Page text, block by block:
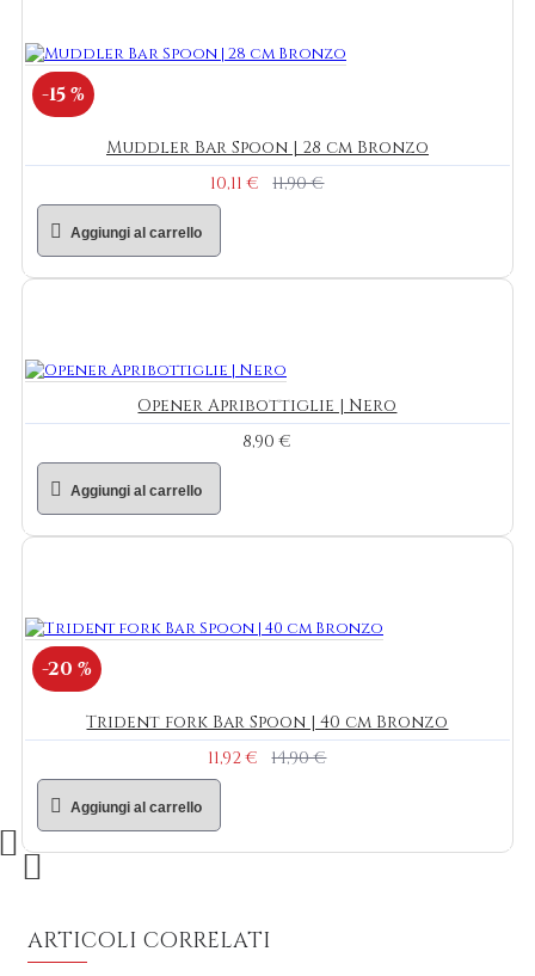
-15 %
Muddler Bar Spoon | 28 cm Bronzo
10,11 €
11,90 €
Aggiungi al carrello
Opener Apribottiglie | Nero
8,90 €
Aggiungi al carrello
-20 %
Trident fork Bar Spoon | 40 cm Bronzo
11,92 €
14,90 €
Aggiungi al carrello
ARTICOLI CORRELATI